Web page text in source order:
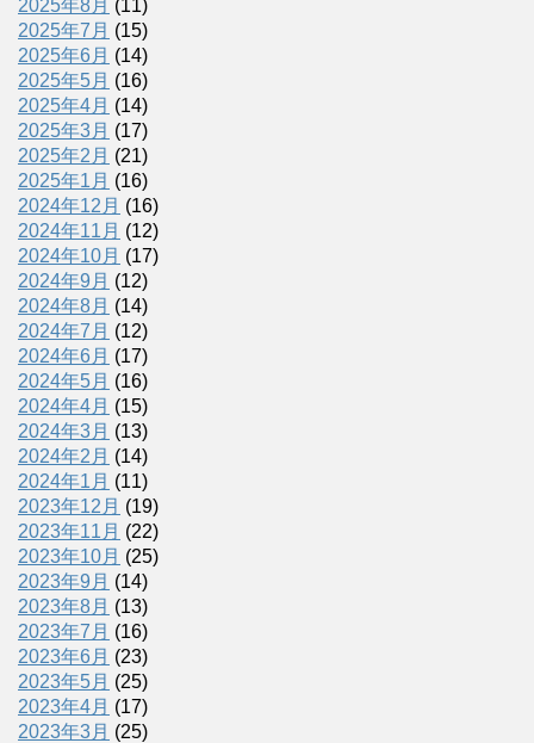
2025年8月 (11)
2025年7月 (15)
2025年6月 (14)
2025年5月 (16)
2025年4月 (14)
2025年3月 (17)
2025年2月 (21)
2025年1月 (16)
2024年12月 (16)
2024年11月 (12)
2024年10月 (17)
2024年9月 (12)
2024年8月 (14)
2024年7月 (12)
2024年6月 (17)
2024年5月 (16)
2024年4月 (15)
2024年3月 (13)
2024年2月 (14)
2024年1月 (11)
2023年12月 (19)
2023年11月 (22)
2023年10月 (25)
2023年9月 (14)
2023年8月 (13)
2023年7月 (16)
2023年6月 (23)
2023年5月 (25)
2023年4月 (17)
2023年3月 (25)